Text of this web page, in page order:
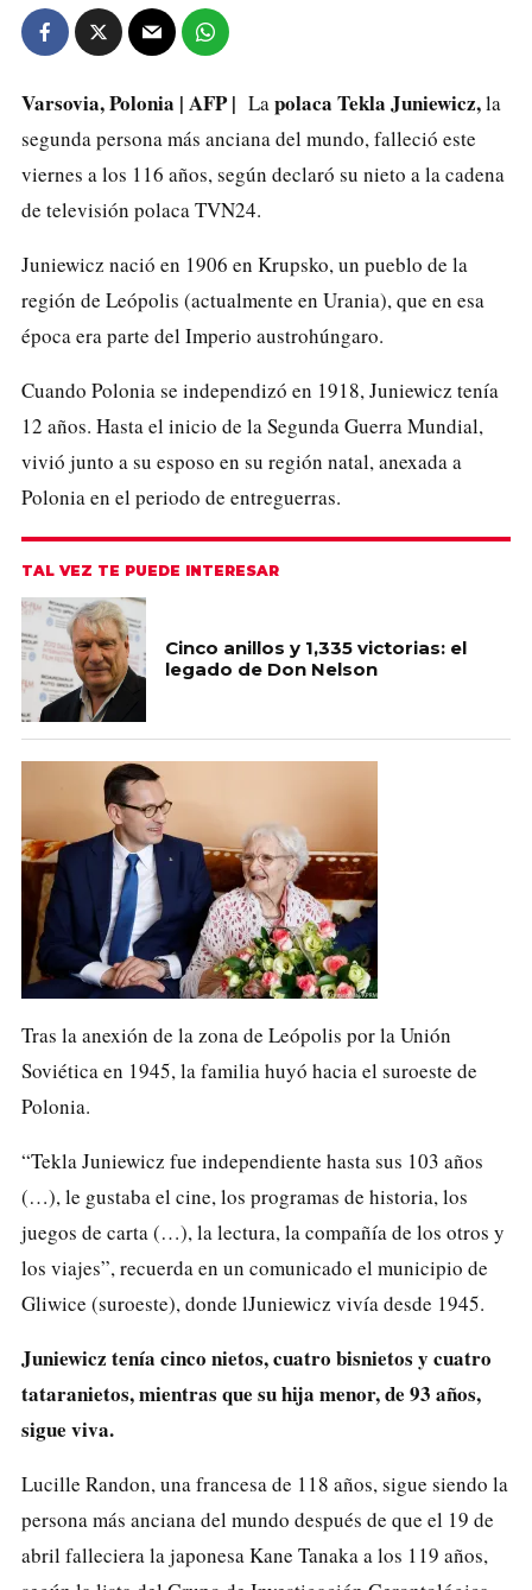
Varsovia, Polonia | AFP | Lapolaca Tekla Juniewicz,la
segunda persona más anciana del mundo, falleció este
viernes a los 116 años, según declaró su nieto a la cadena
de televisión polaca TVN24.
Juniewicz nació en 1906 en Krupsko, un pueblo de la
región de Leópolis (actualmente en Urania), que en esa
época era parte del Imperio austrohúngaro.
Cuando Polonia se independizó en 1918, Juniewicz tenía
12 años. Hasta el inicio de la Segunda Guerra Mundial,
vivió junto a su esposo en su región natal, anexada a
Polonia en el periodo de entreguerras.
TAL VEZ TE PUEDE INTERESAR
Cinco anillos y 1,335 victorias: el
legado de Don Nelson
Tras la anexión de la zona de Leópolis por la Unión
Soviética en 1945, la familia huyó hacia el suroeste de
Polonia.
“Tekla Juniewicz fue independiente hasta sus 103 años
(…), le gustaba el cine, los programas de historia, los
juegos de carta (…), la lectura, la compañía de los otros y
los viajes”, recuerda en un comunicado el municipio de
Gliwice (suroeste), donde lJuniewicz vivía desde 1945.
Juniewicz tenía cinco nietos, cuatro bisnietos y cuatro
tataranietos, mientras que su hija menor, de 93 años,
sigue viva.
Lucille Randon, una francesa de 118 años, sigue siendo la
persona más anciana del mundo después de que el 19 de
abril falleciera la japonesa Kane Tanaka a los 119 años,